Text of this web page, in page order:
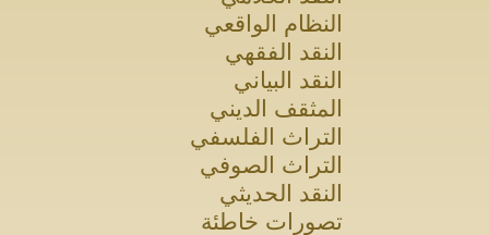
النظام الواقعي
النقد الفقهي
النقد البياني
المثقف الديني
التراث الفلسفي
التراث الصوفي
النقد الحديثي
تصورات خاطئة